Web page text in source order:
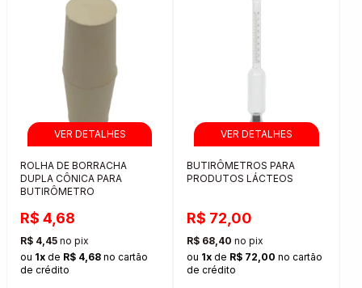
ROLHA DE BORRACHA
DUPLA CÔNICA PARA
BUTIRÔMETRO
R$ 4,68
R$ 4,45 no pix
ou 1x de R$ 4,68 no cartão
de crédito
BUTIRÔMETROS PARA
PRODUTOS LÁCTEOS
R$ 72,00
R$ 68,40 no pix
ou 1x de R$ 72,00 no cartão
de crédito